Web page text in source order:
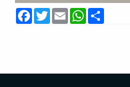
F
a
c
T
w
E
m
a
W
h
a